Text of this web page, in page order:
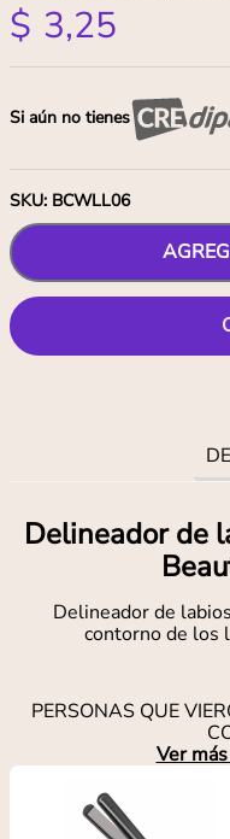
$ 3,25
Si aún no tienes
SKU: BCWLL06
Delineador de
Delineador de
contorno de los
PERSONAS QUE
Ver